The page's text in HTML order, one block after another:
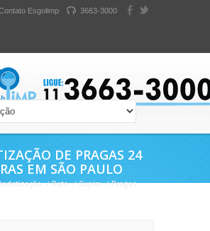
Esgolimp 3663-3000
DE PRAGAS 24
EM SÃO PAULO
/ Rato / Cupim / Pragas